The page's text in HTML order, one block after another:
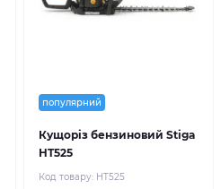
популярний
Кущоріз бензиновий Stiga
HT525
Код товару: HT525